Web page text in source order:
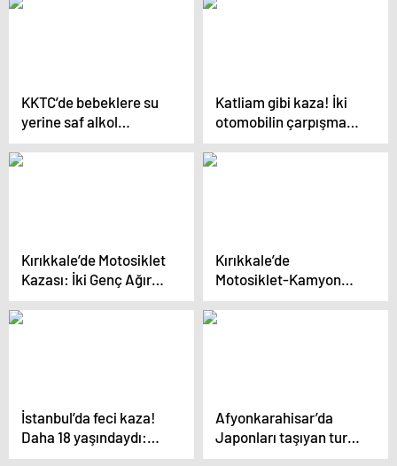
KKTC’de bebeklere su
yerine saf alkol
içirdiler: 1 bebek öldü
Katliam gibi kaza! İki
otomobilin çarpışması
sonucu 5 kişi yaşamını
yitirdi
Kırıkkale’de Motosiklet
Kazası: İki Genç Ağır
Yaralı
Kırıkkale’de
Motosiklet-Kamyon
Kazası
İstanbul’da feci kaza!
Daha 18 yaşındaydı:
Hüseyin Sefa’nın
Afyonkarahisar’da
Japonları taşıyan tur
otobüsü devrildi: 22